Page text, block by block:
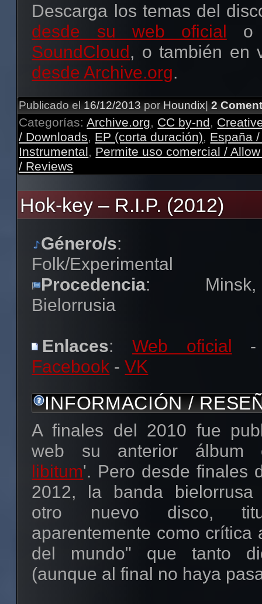
Descarga los temas del
desde su web oficial o
SoundCloud, o también en
desde Archive.org.
Publicado el 16/12/2013 por Houndix 2
Categorías:Archive.org, CC by-nd,
/ Downloads, EP (corta duración), España
Instrumental, Permite uso comercial /
/ Reviews
Hok-key – R.I.P. (2012)
Género/s:
Folk/Experimental
Procedencia: Minsk,
Bielorrusia
Enlaces:Web oficial -
Facebook -VK
INFORMACIÓN /
A finales del 2010 fue
web su anterior álbum
libitum'. Pero desde finales
2012, la banda bielorrusa
otro nuevo disco,
aparentemente como crítica
del mundo" que tanto
(aunque al final no haya